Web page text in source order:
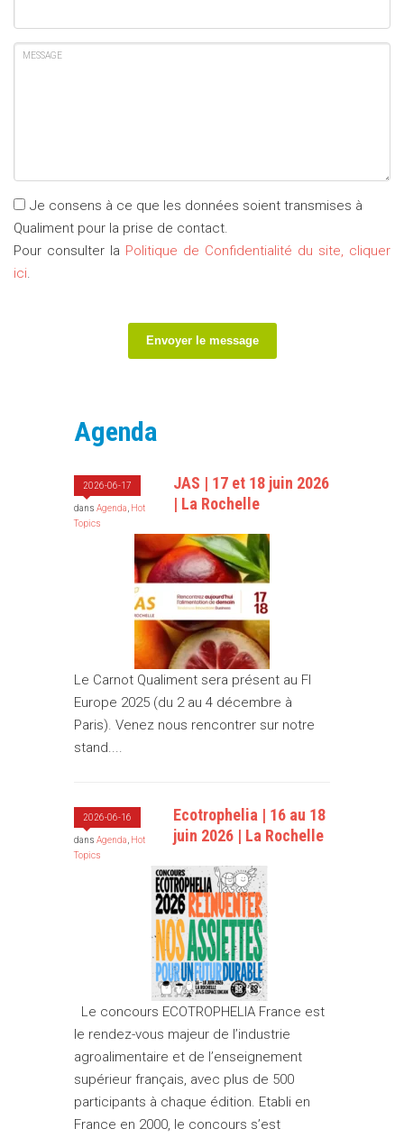
MESSAGE
Je consens à ce que les données soient transmises à
Qualiment pour la prise de contact.
Pour consulter la Politique de Confidentialité du site, cliquer
ici.
Envoyer le message
Agenda
2026-06-17
dansAgenda, Hot
Topics
JAS | 17 et 18 juin 2026
| La Rochelle
Le Carnot Qualiment sera présent au FI
Europe 2025 (du 2 au 4 décembre à
Paris). Venez nous rencontrer sur notre
stand....
2026-06-16
dansAgenda, Hot
Topics
Ecotrophelia | 16 au 18
juin 2026 | La Rochelle
Le concours ECOTROPHELIA France est
le rendez-vous majeur de l’industrie
agroalimentaire et de l’enseignement
supérieur français, avec plus de 500
participants à chaque édition. Etabli en
France en 2000, le concours s’est